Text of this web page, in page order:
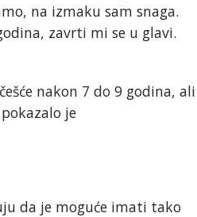
na izmaku sam snaga.
zavrti mi se u glavi.
nakon 7 do 9 godina, ali
je
da je moguće imati tako